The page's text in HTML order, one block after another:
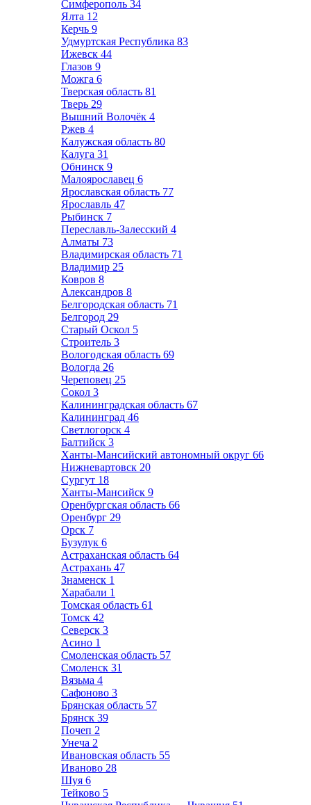
Симферополь 34
Ялта 12
Керчь 9
Удмуртская Республика 83
Ижевск 44
Глазов 9
Можга 6
Тверская область 81
Тверь 29
Вышний Волочёк 4
Ржев 4
Калужская область 80
Калуга 31
Обнинск 9
Малоярославец 6
Ярославская область 77
Ярославль 47
Рыбинск 7
Переславль-Залесский 4
Алматы 73
Владимирская область 71
Владимир 25
Ковров 8
Александров 8
Белгородская область 71
Белгород 29
Старый Оскол 5
Строитель 3
Вологодская область 69
Вологда 26
Череповец 25
Сокол 3
Калининградская область 67
Калининград 46
Светлогорск 4
Балтийск 3
Ханты-Мансийский автономный округ 66
Нижневартовск 20
Сургут 18
Ханты-Мансийск 9
Оренбургская область 66
Оренбург 29
Орск 7
Бузулук 6
Астраханская область 64
Астрахань 47
Знаменск 1
Харабали 1
Томская область 61
Томск 42
Северск 3
Асино 1
Смоленская область 57
Смоленск 31
Вязьма 4
Сафоново 3
Брянская область 57
Брянск 39
Почеп 2
Унеча 2
Ивановская область 55
Иваново 28
Шуя 6
Тейково 5